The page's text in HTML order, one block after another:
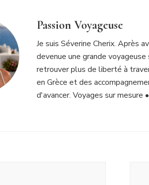
Passion Voyageuse
Je suis Séverine Cherix. Après
devenue une grande
retrouver plus de liberté à
en Grèce et des
d'avancer. Voyages sur mesure